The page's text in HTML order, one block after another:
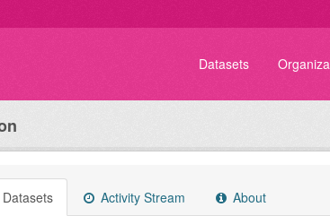
Datasets
Datasets Activity Stream About